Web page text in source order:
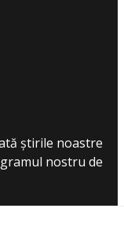
știrile noastre
nostru de